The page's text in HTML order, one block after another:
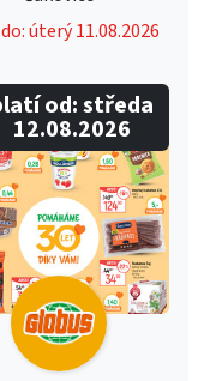
úterý 11.08.2026
od: středa
12.08.2026